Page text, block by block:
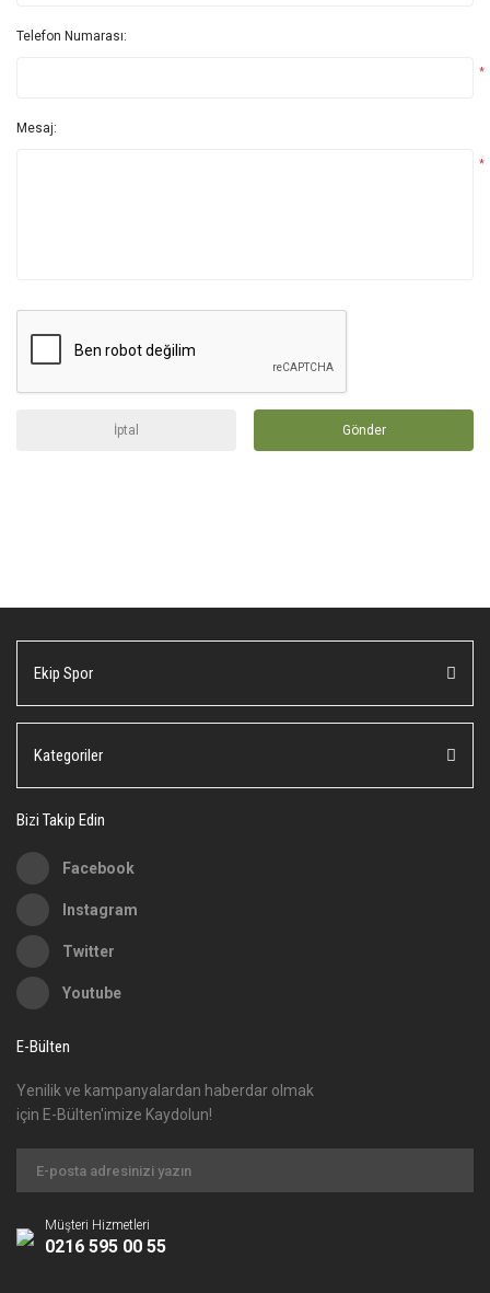
Telefon Numarası:
*
Mesaj:
*
İptal Gönder
Ekip Spor
Kategoriler
Bizi Takip Edin
Facebook
Instagram
Twitter
Youtube
E-Bülten
Yenilik ve kampanyalardan haberdar olmak
için E-Bülten'imize Kaydolun!
Müşteri Hizmetleri
0216 595 00 55